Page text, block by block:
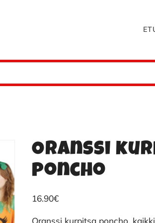
Oranssi
poncho
16.90€
Oranssi kurpitsa poncho,